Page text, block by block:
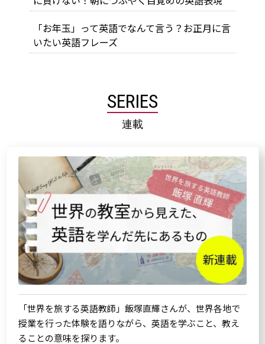
「お年玉」って英語でなんて言う？お正月に言
いたい英語フレーズ
SERIES
連載
「世界を旅する英語教師」飯塚直輝さんが、世界各地で
授業を行った体験を語りながら、英語を学ぶこと、教え
ることの意味を探ります。